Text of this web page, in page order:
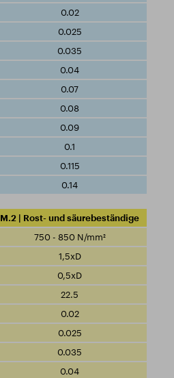
0.02
0.025
0.035
0.04
0.07
0.08
0.09
0.1
0.115
0.14
M.2 | Rost- und säurebeständige
750 - 850 N/mm²
1,5xD
0,5xD
22.5
0.02
0.025
0.035
0.04